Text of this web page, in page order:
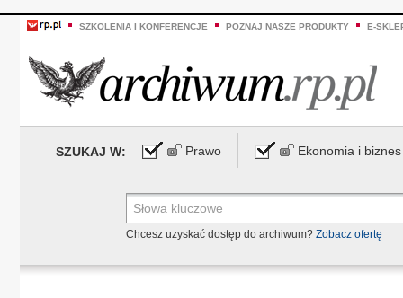
SZKOLENIA I KONFERENCJE POZNAJ NASZE PRODUKTY E-
SZUKAJ W: Prawo Ekonomia i biznes
Chcesz uzyskać dostęp do archiwum? Zobacz ofertę